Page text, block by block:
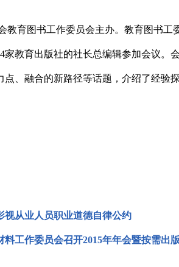
教育图书工作委员会主办。教育图书
家教育出版社的社长总编辑参加会议
、融合的新路径等话题，介绍了经验
视从业人员职业道德自律公约
料工作委员会召开2015年年会暨按需出